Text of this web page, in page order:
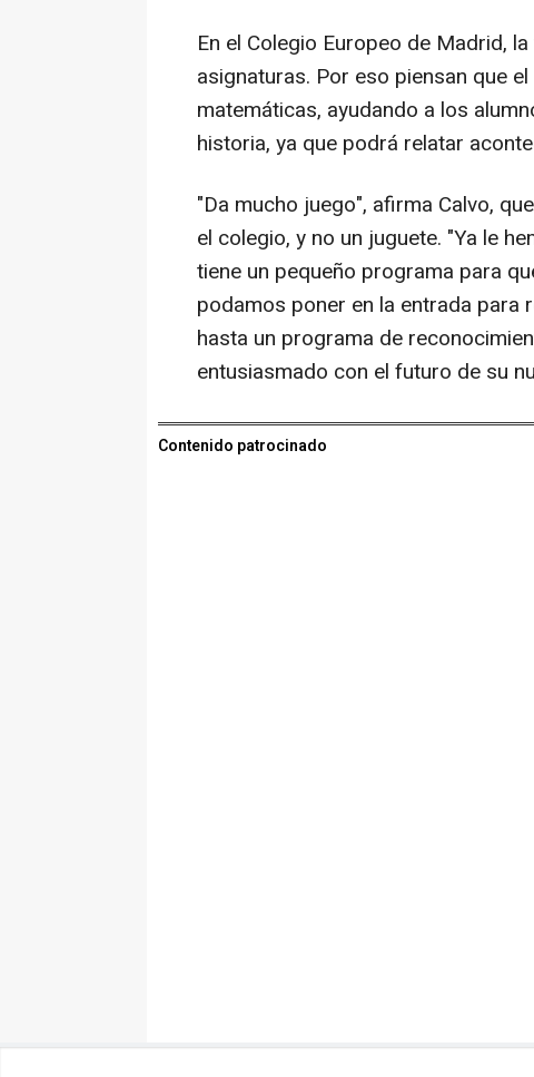
En el Colegio Europeo de Madrid,
asignaturas. Por eso piensan que
matemáticas, ayudando a los
historia, ya que podrá relatar
"Da mucho juego", afirma Calvo,
el colegio, y no un juguete. "Ya le
tiene un pequeño programa para
podamos poner en la entrada para
hasta un programa de
entusiasmado con el futuro de su
Contenido patrocinado